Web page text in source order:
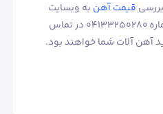
قیمت آهن به وبسایت
عصرآهن مراجعه کرده و یا با شماره 04133250280 در تماس
آهن آلات شما خواهند بود.